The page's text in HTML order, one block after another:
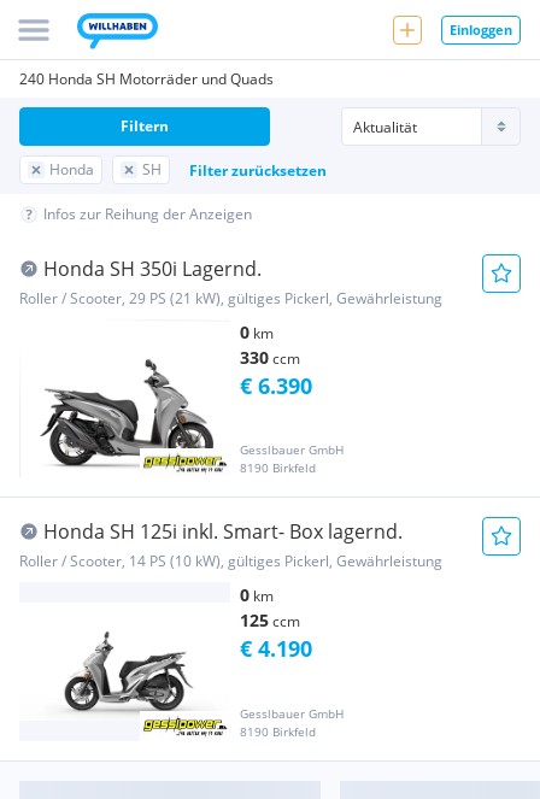
Einloggen
240 Honda SH Motorräder und Quads
Honda SH Filter zurücksetzen
Filtern
Infos zur Reihung der Anzeigen
Honda SH 350i Lagernd.
Roller / Scooter, 29 PS (21 kW), gültiges Pickerl, Gewährleistung
0 km
330ccm
Gesslbauer GmbH
8190 Birkfeld
€ 6.390
Honda SH 125i inkl. Smart- Box lagernd.
Roller / Scooter, 14 PS (10 kW), gültiges Pickerl, Gewährleistung
0 km
125ccm
Gesslbauer GmbH
8190 Birkfeld
€ 4.190